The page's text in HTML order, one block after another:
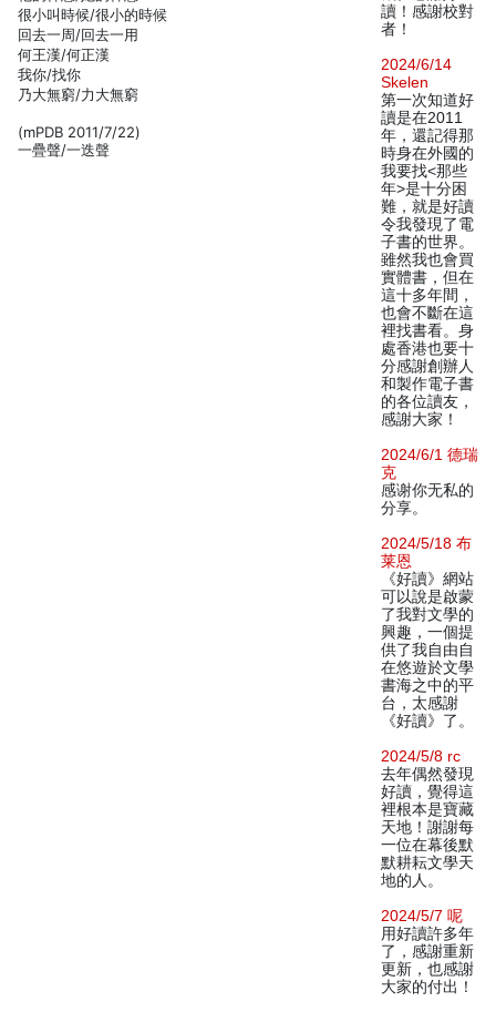
很小叫時候/很小的時候
回去一周/回去一用
何王漢/何正漢
我你/找你
乃大無窮/力大無窮
(mPDB 2011/7/22)
一疊聲/一迭聲
讀！感謝校對
者！
2024/6/14
Skelen
第一次知道好
讀是在2011
年，還記得那
時身在外國的
我要找<那些
年>是十分困
難，就是好讀
令我發現了電
子書的世界。
雖然我也會買
實體書，但在
這十多年間，
也會不斷在這
裡找書看。身
處香港也要十
分感謝創辦人
和製作電子書
的各位讀友，
感謝大家！
2024/6/1 德瑞
克
感谢你无私的
分享。
2024/5/18 布
莱恩
《好讀》網站
可以說是啟蒙
了我對文學的
興趣，一個提
供了我自由自
在悠遊於文學
書海之中的平
台，太感謝
《好讀》了。
2024/5/8 rc
去年偶然發現
好讀，覺得這
裡根本是寶藏
天地！謝謝每
一位在幕後默
默耕耘文學天
地的人。
2024/5/7 呢
用好讀許多年
了，感謝重新
更新，也感謝
大家的付出！